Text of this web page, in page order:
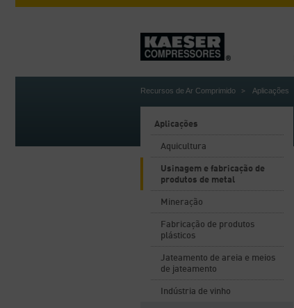
Recursos de Ar Comprimido Aplicações
Aplicações
Aquicultura
Usinagem e fabricação de
produtos de metal
Mineração
Fabricação de produtos
plásticos
Jateamento de areia e meios
de jateamento
Indústria de vinho